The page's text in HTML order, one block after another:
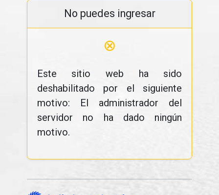
No puedes ingresar
⊗
Este sitio web ha sido
deshabilitado por el siguiente
motivo: El administrador del
servidor no ha dado ningún
motivo.